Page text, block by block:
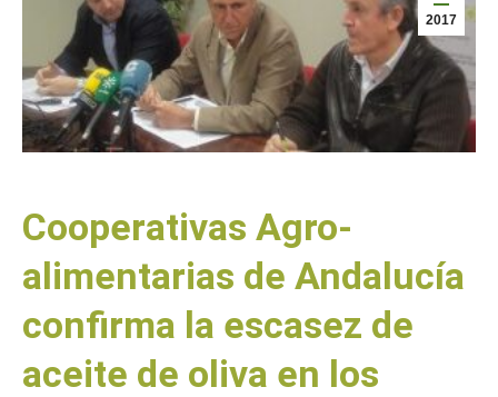
2017
Cooperativas Agro-
alimentarias de Andalucía
confirma la escasez de
aceite de oliva en los